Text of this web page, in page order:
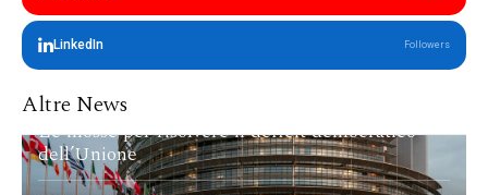
LinkedIn Followers
Altre News
Articoli
Le mosse per risolvere il deficit democratico
dell’Unione